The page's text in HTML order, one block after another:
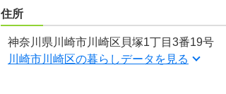
住所
神奈川県川崎市川崎区貝塚1丁目3番19号
川崎市川崎区の暮らしデータを見る